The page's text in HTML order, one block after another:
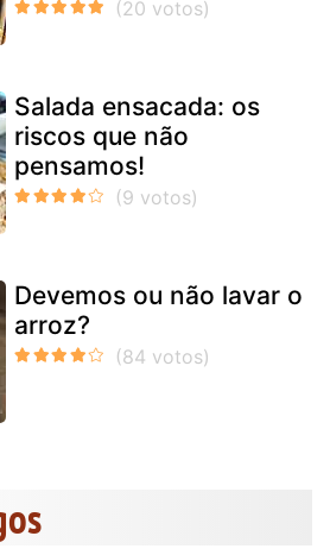
Salada ensacada: os
riscos que não
pensamos!
Devemos ou não lavar o
arroz?